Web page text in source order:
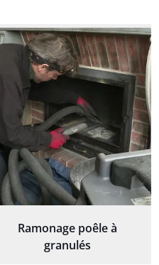
Ramonage poêle à
granulés